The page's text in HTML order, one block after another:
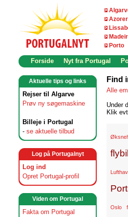
Porto
Forside Nyt fra Portugal
Aktuelle tips og links
Rejser til Algarve
Prøv ny søgemaskine
Billeje i Portugal
- se aktuelle tilbud
Log på Portugalnyt
Log ind
Opret Portugal-profil
Viden om Portugal
Fakta om Portugal
Find
Alle
Under
Klik
Oslo